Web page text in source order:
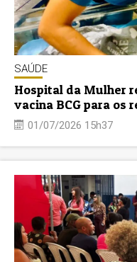
SAÚDE
Hospital da Mulher
vacina BCG para os
01/07/2026 15h37